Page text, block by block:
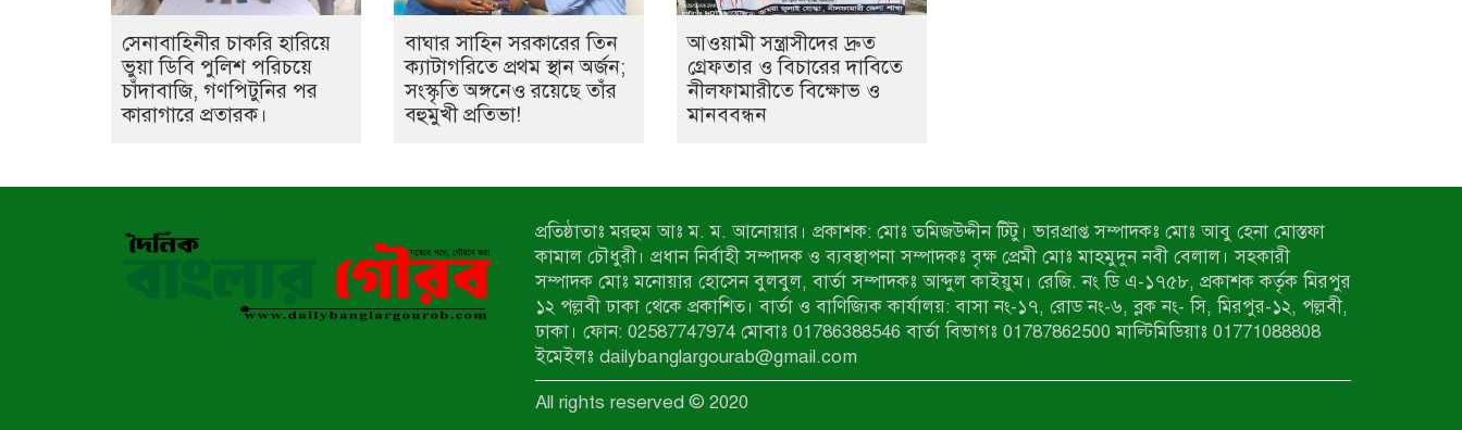
সেনাবাহিনীর চাকরি হারিয়ে
ভুয়া ডিবি পুলিশ পরিচয়ে
চাঁদাবাজি, গণপিটুনির পর
কারাগারে প্রতারক।
বাঘার সাহিন সরকারের তিন
ক্যাটাগরিতে প্রথম স্থান অর্জন;
সংস্কৃতি অঙ্গনেও রয়েছে তাঁর
বহুমুখী প্রতিভা!
আওয়ামী সন্ত্রাসীদের দ্রুত
গ্রেফতার ও বিচারের দাবিতে
নীলফামারীতে বিক্ষোভ ও
মানববন্ধন
প্রতিষ্ঠাতাঃ মরহুম আঃ ম. ম. আনোয়ার। প্রকাশক: মোঃ তমিজউদ্দীন টিটু। ভারপ্রাপ্ত সম্পাদকঃ মোঃ আবু হেনা মোস্তফা
কামাল চৌধুরী। প্রধান নির্বাহী সম্পাদক ও ব্যবস্থাপনা সম্পাদকঃ বৃক্ষ প্রেমী মোঃ মাহমুদুন নবী বেলাল। সহকারী
সম্পাদক মোঃ মনোয়ার হোসেন বুলবুল, বার্তা সম্পাদকঃ আব্দুল কাইয়ুম। রেজি. নং ডি এ-১৭৫৮, প্রকাশক কর্তৃক মিরপুর
১২ পল্লবী ঢাকা থেকে প্রকাশিত। বার্তা ও বাণিজ্যিক কার্যালয়: বাসা নং-১৭, রোড নং-৬, ব্লক নং- সি, মিরপুর-১২, পল্লবী,
ঢাকা। ফোন: 02587747974 মোবাঃ 01786388546 বার্তা বিভাগঃ 01787862500 মাল্টিমিডিয়াঃ 01771088808
ইমেইলঃ dailybanglargourab@gmail.com
All rights reserved © 2020